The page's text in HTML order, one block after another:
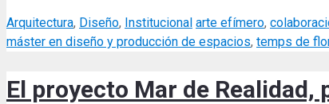
Categories
Arquitectura, Diseño, Institucional Tags
arte efímero,
máster en diseño y producción de espacios, temps de
El proyecto Mar de